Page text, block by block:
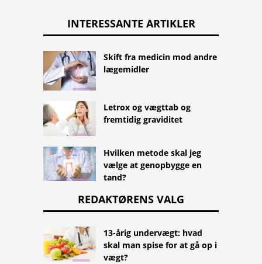
INTERESSANTE ARTIKLER
Skift fra medicin mod andre
lægemidler
Letrox og vægttab og
fremtidig graviditet
Hvilken metode skal jeg
vælge at genopbygge en
tand?
REDAKTØRENS VALG
13-årig undervægt: hvad
skal man spise for at gå op i
vægt?